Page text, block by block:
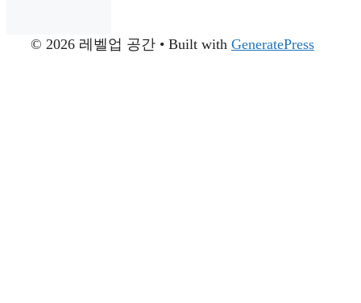
© 2026 레벨업 공간 • Built with GeneratePress